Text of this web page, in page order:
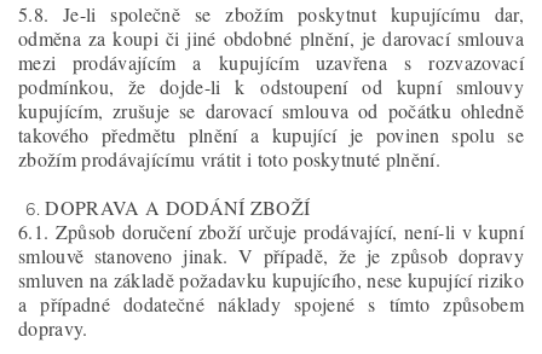
5.8. Je-li společně se zbožím poskytnut kupujícímu dar,
odměna za koupi či jiné obdobné plnění, je darovací smlouva
mezi prodávajícím a kupujícím uzavřena s rozvazovací
podmínkou, že dojde-li k odstoupení od kupní smlouvy
kupujícím, zrušuje se darovací smlouva od počátku ohledně
takového předmětu plnění a kupující je povinen spolu se
zbožím prodávajícímu vrátit i toto poskytnuté plnění.
DOPRAVA A DODÁNÍ ZBOŽÍ
6.1. Způsob doručení zboží určuje prodávající, není-li v kupní
smlouvě stanoveno jinak. V případě, že je způsob dopravy
smluven na základě požadavku kupujícího, nese kupující riziko
a případné dodatečné náklady spojené s tímto způsobem
dopravy.